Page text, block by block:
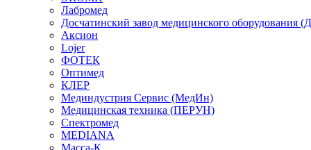
Лабромед
Досчатинский завод медицинского оборудования
Аксион
Lojer
ФОТЕК
Оптимед
КЛЕР
Мединдустрия Сервис (МедИн)
Медицинская техника (ПЕРУН)
Спектромед
MEDIANA
Масса-К